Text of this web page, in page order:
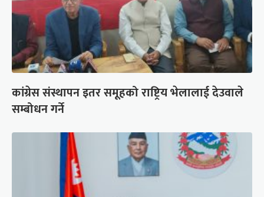
कांग्रेस संस्थापन इतर समूहको राष्ट्रिय भेलालाई देउवाले
सम्बोधन गर्ने